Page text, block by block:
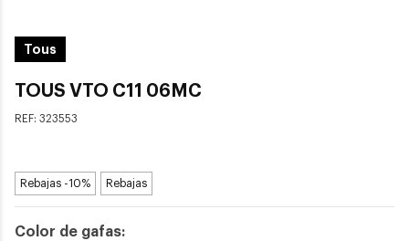
Tous
TOUS VTO C11 06MC
REF: 323553
Rebajas -10% Rebajas
Color de gafas: